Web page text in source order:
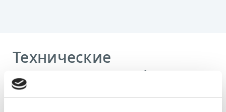
Технические
характеристики (согл.
DIN 12876)